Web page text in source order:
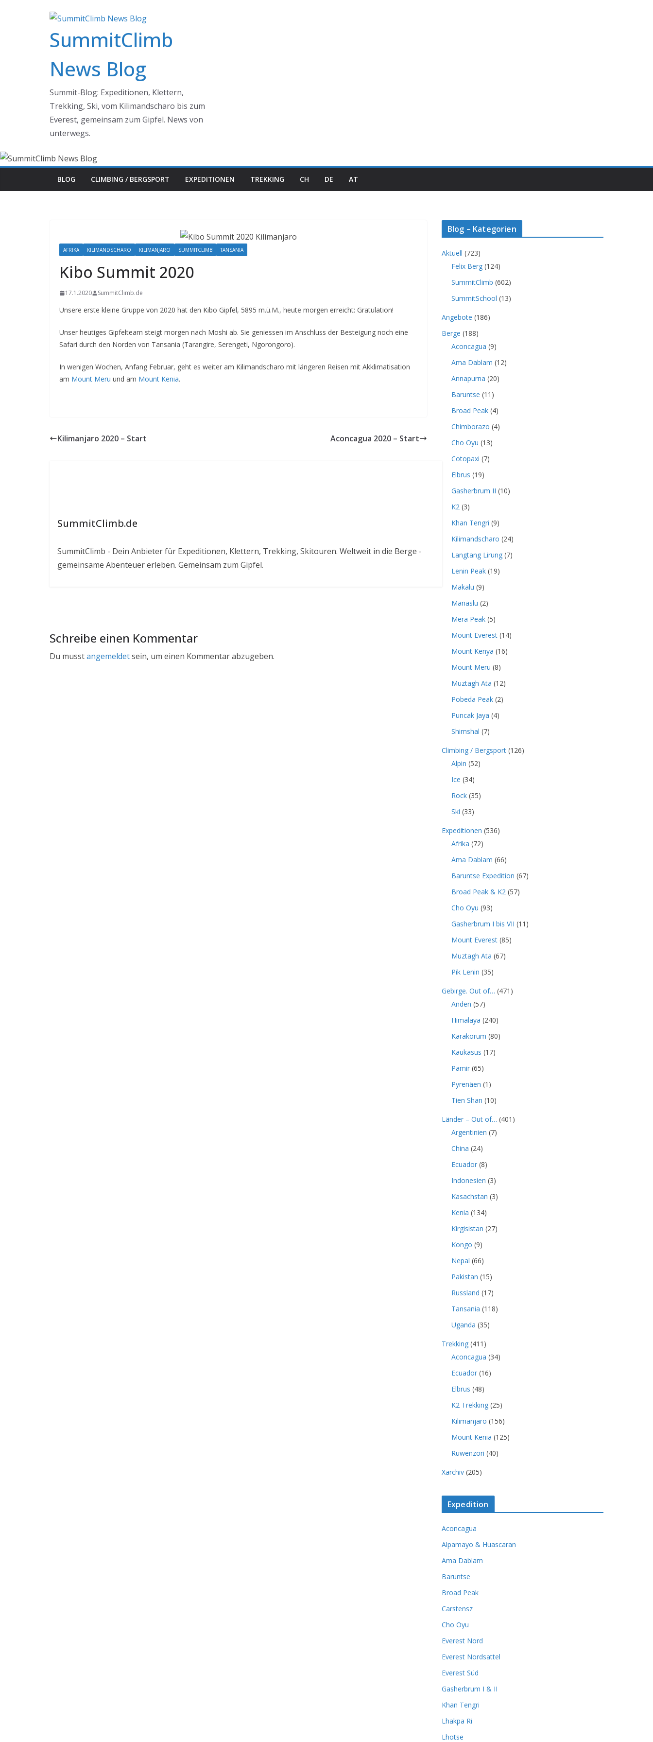
SummitClimb
News Blog
Summit-Blog: Expeditionen, Klettern,
Trekking, Ski, vom Kilimandscharo bis zum
Everest, gemeinsam zum Gipfel. News von
unterwegs.
BLOG CLIMBING / BERGSPORT EXPEDITIONEN TREKKING CH DE AT
AFRIKA KILIMANDSCHARO KILIMANJARO SUMMITCLIMB TANSANIA
Kibo Summit 2020
17.1.2020 SummitClimb.de
Unsere erste kleine Gruppe von 2020 hat den Kibo Gipfel, 5895 m.ü.M., heute morgen erreicht: Gratulation!
Unser heutiges Gipfelteam steigt morgen nach Moshi ab. Sie geniessen im Anschluss der Besteigung noch eine
Safari durch den Norden von Tansania (Tarangire, Serengeti, Ngorongoro).
In wenigen Wochen, Anfang Februar, geht es weiter am Kilimandscharo mit längeren Reisen mit Akklimatisation
am Mount Meru und am Mount Kenia.
Kilimanjaro 2020 – Start Aconcagua 2020 – Start
SummitClimb.de
SummitClimb - Dein Anbieter für Expeditionen, Klettern, Trekking, Skitouren. Weltweit in die Berge -
gemeinsame Abenteuer erleben. Gemeinsam zum Gipfel.
Schreibe einen Kommentar
Du musstangemeldetsein, um einen Kommentar abzugeben.
Blog – Kategorien
Aktuell (723)
Felix Berg (124)
SummitClimb (602)
SummitSchool (13)
Angebote (186)
Berge (188)
Aconcagua (9)
Ama Dablam (12)
Annapurna (20)
Baruntse (11)
Broad Peak (4)
Chimborazo (4)
Cho Oyu (13)
Cotopaxi (7)
Elbrus (19)
Gasherbrum II (10)
K2 (3)
Khan Tengri (9)
Kilimandscharo (24)
Langtang Lirung (7)
Lenin Peak (19)
Makalu (9)
Manaslu (2)
Mera Peak (5)
Mount Everest (14)
Mount Kenya (16)
Mount Meru (8)
Muztagh Ata (12)
Pobeda Peak (2)
Puncak Jaya (4)
Shimshal (7)
Climbing / Bergsport (126)
Alpin (52)
Ice (34)
Rock (35)
Ski (33)
Expeditionen (536)
Afrika (72)
Ama Dablam (66)
Baruntse Expedition (67)
Broad Peak & K2 (57)
Cho Oyu (93)
Gasherbrum I bis VII (11)
Mount Everest (85)
Muztagh Ata (67)
Pik Lenin (35)
Gebirge. Out of… (471)
Anden (57)
Himalaya (240)
Karakorum (80)
Kaukasus (17)
Pamir (65)
Pyrenäen (1)
Tien Shan (10)
Länder – Out of… (401)
Argentinien (7)
China (24)
Ecuador (8)
Indonesien (3)
Kasachstan (3)
Kenia (134)
Kirgisistan (27)
Kongo (9)
Nepal (66)
Pakistan (15)
Russland (17)
Tansania (118)
Uganda (35)
Trekking (411)
Aconcagua (34)
Ecuador (16)
Elbrus (48)
K2 Trekking (25)
Kilimanjaro (156)
Mount Kenia (125)
Ruwenzori (40)
Xarchiv (205)
Expedition
Aconcagua
Alpamayo & Huascaran
Ama Dablam
Baruntse
Broad Peak
Carstensz
Cho Oyu
Everest Nord
Everest Nordsattel
Everest Süd
Gasherbrum I & II
Khan Tengri
Lhakpa Ri
Lhotse